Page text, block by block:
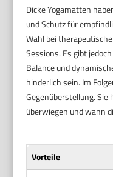
Dicke Yogamatten
und Schutz für
Wahl bei
Sessions. Es gibt
Balance und
hinderlich sein. Im
Gegenüberstellung.
überwiegen und wann
Vorteile